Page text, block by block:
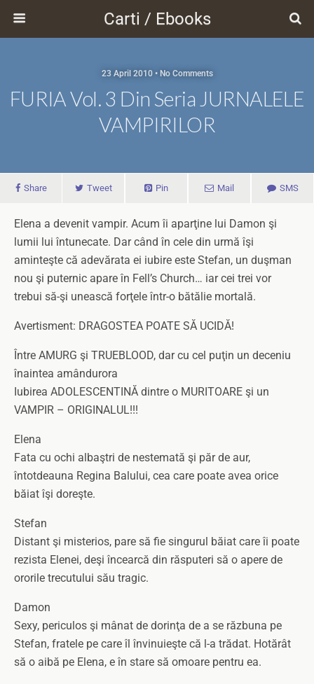
Carti / Ebooks
23 April 2010 • No Comments
FURIA Vol. 3 Din Seria JURNALELE
VAMPIRILOR
Share Tweet Pin Mail SMS
Elena a devenit vampir. Acum îi aparţine lui Damon şi
lumii lui întunecate. Dar când în cele din urmă îşi
aminteşte că adevărata ei iubire este Stefan, un duşman
nou şi puternic apare în Fell’s Church… iar cei trei vor
trebui să-şi unească forţele într-o bătălie mortală.
Avertisment: DRAGOSTEA POATE SĂ UCIDĂ!
Între AMURG şi TRUEBLOOD, dar cu cel puţin un deceniu
înaintea amândurora
Iubirea ADOLESCENTINĂ dintre o MURITOARE şi un
VAMPIR – ORIGINALUL!!!
Elena
Fata cu ochi albaştri de nestemată şi păr de aur,
întotdeauna Regina Balului, cea care poate avea orice
băiat îşi doreşte.
Stefan
Distant şi misterios, pare să fie singurul băiat care îi poate
rezista Elenei, deşi încearcă din răsputeri să o apere de
ororile trecutului său tragic.
Damon
Sexy, periculos şi mânat de dorinţa de a se răzbuna pe
Stefan, fratele pe care îl învinuieşte că l-a trădat. Hotărât
să o aibă pe Elena, e în stare să omoare pentru ea.